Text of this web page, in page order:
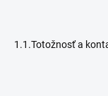
1.1.Totožnosť a